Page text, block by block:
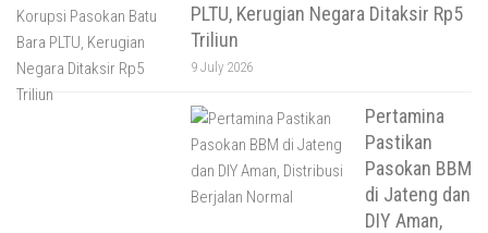
PLTU, Kerugian Negara Ditaksir Rp5
Triliun
9 July 2026
Pertamina
Pastikan
Pasokan BBM
di Jateng dan
DIY Aman,